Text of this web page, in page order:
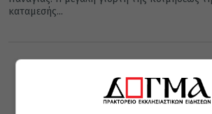
καταμεσής...